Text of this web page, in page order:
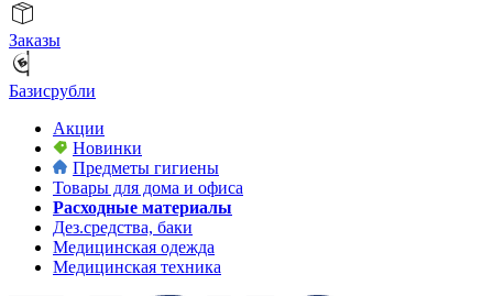
Заказы
Базисрубли
Акции
Новинки
Предметы гигиены
Товары для дома и офиса
Расходные материалы
Дез.средства, баки
Медицинская одежда
Медицинская техника